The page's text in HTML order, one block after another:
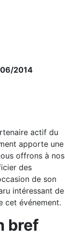
2014
actif du
apporte une
offrons à nos
des
de son
intéressant de
cet événement.
bref